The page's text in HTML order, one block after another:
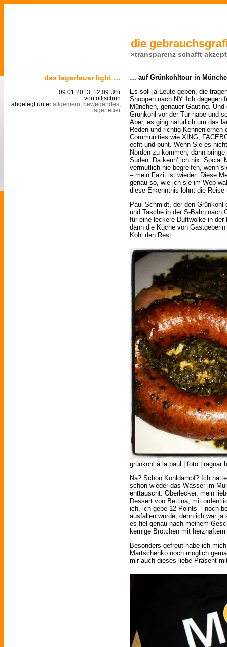
die
»transparenz schafft
das lagerfeuer light …
09.01.2013, 12:09 Uhr
von ollischuh
abgelegt unter allgemein bewegendes
lagerfeuer
… auf Grünkohltour in
Es soll ja Leute geben, die
Shoppen nach NY. Ich dagegen
München, genauer Gauting.
Grünkohl vor der Tür habe und
Aber, es ging natürlich um das
Reden und richtig
Communities wie XING,
echt und bunt. Wenn Sie es
Norden zu kommen, dann
Süden. Da kenn’ ich nix. Social
vermutlich nie begreifen, wenn
– mein Fazit ist wieder: Diese
genau so, wie ich sie im Web
diese Erkenntnis lohnt die Reise
Paul Schmidt, der den
und Tasche in der S-Bahn nach
für eine leckere Duftwolke in
dann die Küche von
Kohl den Rest.
grünkohl á la paul | foto | ragnar
Na? Schon Kohldampf? Ich
schon wieder das Wasser im
enttäuscht. Oberlecker, mein
Dessert von Bettina, mit
ich, ich gebe 12 Points – noch
ausfallen würde, denn ich war
es fiel genau nach meinem
kernige Brötchen mit
Besonders gefreut habe ich
Martschenko noch möglich
mir auch dieses liebe Präsent